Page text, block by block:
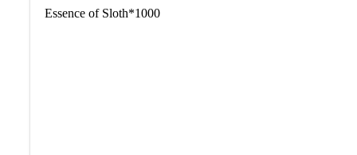
Essence of Sloth*1000